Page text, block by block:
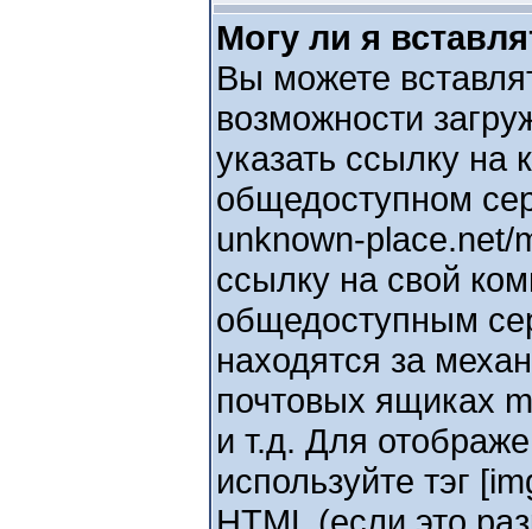
Могу ли я
Вы можете
возможности
указать ссылку на
общедоступном
unknown-place.net/
ссылку на свой
общедоступным
находятся за
почтовых ящиках
и т.д. Для
используйте тэг